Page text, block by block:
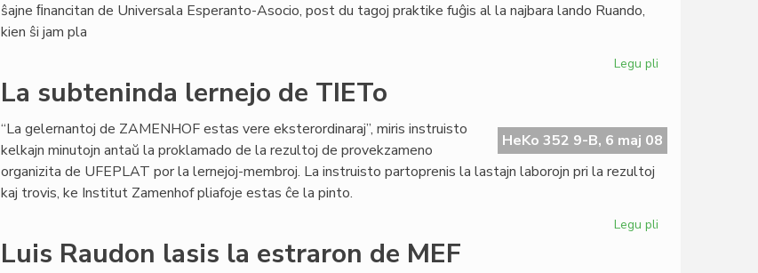
ŝajne ﬁnancitan de Universala Esperanto-Asocio, post du tagoj praktike fuĝis al la najbara lando Ruando,
kien ŝi jam pla
Legu pli
Burundio
La subteninda lernejo de TIETo
HeKo 352 9-B, 6 maj 08
“La gelernantoj de ZAMENHOF estas vere eksterordinaraj”, miris instruisto
kelkajn minutojn antaŭ la proklamado de la rezultoj de provekzameno
organizita de UFEPLAT por la lernejoj-membroj. La instruisto partoprenis la lastajn laborojn pri la rezultoj
kaj trovis, ke Institut Zamenhof pliafoje estas ĉe la pinto.
Legu pli
Luis Raudon lasis la estraron de MEF